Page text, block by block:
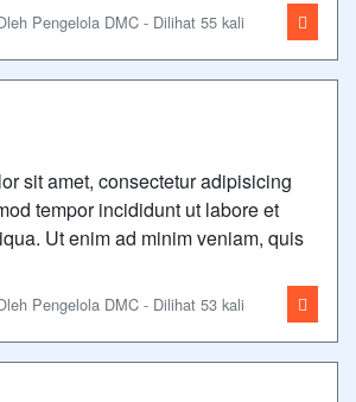
Pengelola DMC - Dilihat 55 kali
sit amet, consectetur adipisicing
tempor incididunt ut labore et
Ut enim ad minim veniam, quis
Pengelola DMC - Dilihat 53 kali